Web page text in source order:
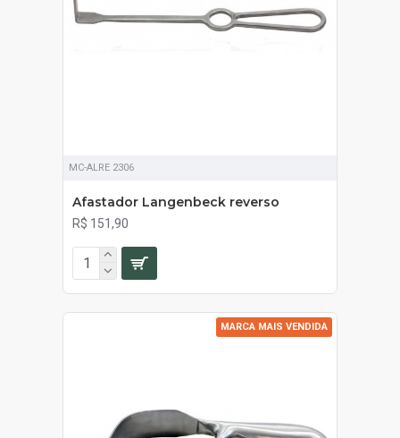
MC-ALRE 2306
Afastador Langenbeck reverso
R$ 151,90
MARCA MAIS VENDIDA